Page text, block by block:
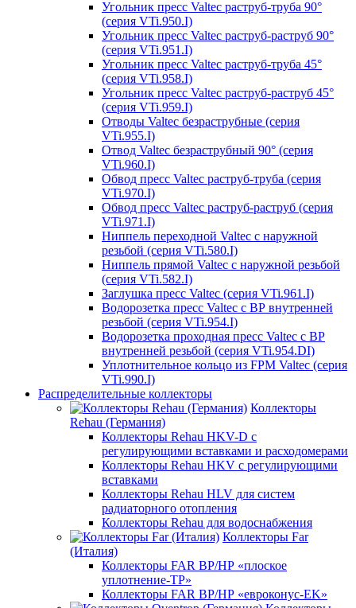
Угольник пресс Valtec раструб-труба 90°
(серия VTi.950.I)
Угольник пресс Valtec раструб-раструб 90°
(серия VTi.951.I)
Угольник пресс Valtec раструб-труба 45°
(серия VTi.958.I)
Угольник пресс Valtec раструб-раструб 45°
(серия VTi.959.I)
Отводы Valtec безраструбные (серия
VTi.955.I)
Отвод Valtec безраструбный 90° (серия
VTi.960.I)
Обвод пресс Valtec раструб-труба (серия
VTi.970.I)
Обвод пресс Valtec раструб-раструб (серия
VTi.971.I)
Ниппель переходной Valtec с наружной
резьбой (серия VTi.580.I)
Ниппель прямой Valtec с наружной резьбой
(серия VTi.582.I)
Заглушка пресс Valtec (серия VTi.961.I)
Водорозетка пресс Valtec с ВР внутренней
резьбой (серия VTi.954.I)
Водорозетка проходная пресс Valtec с ВР
внутренней резьбой (серия VTi.954.DI)
Уплотнительное кольцо из FPM Valtec (серия
VTi.990.I)
Распределительные коллекторы
Коллекторы
Rehau (Германия)
Коллекторы Rehau HKV-D с
регулирующими вставками и расходомерами
Коллекторы Rehau HKV с регулирующими
вставками
Коллекторы Rehau HLV для систем
радиаторного отопления
Коллекторы Rehau для водоснабжения
Коллекторы Far
(Италия)
Коллекторы FAR ВР/НР «плоское
уплотнение-TP»
Коллекторы FAR ВР/НР «евроконус-EK»